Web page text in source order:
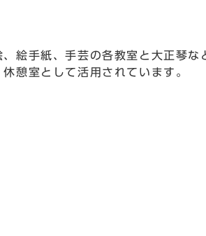
絵手紙、手芸の各教室と大正琴な
憩室として活用されています。